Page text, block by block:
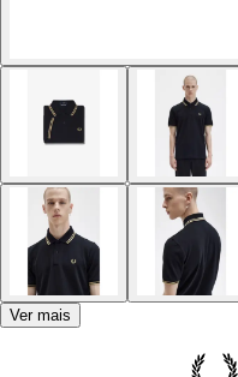
Ver mais